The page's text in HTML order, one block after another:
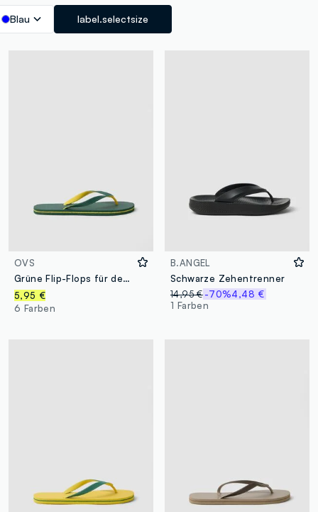
Blau label.selectsize
OVS
Grüne Flip-Flops für den Strand
5,95 €
6 Farben
B.ANGEL
Schwarze Zehentrenner
14,95 € -70%4,48 €
1 Farben